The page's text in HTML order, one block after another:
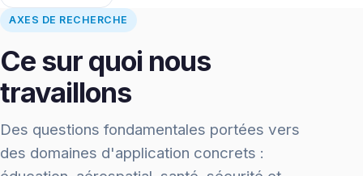
AXES DE RECHERCHE
Ce sur quoi nous
travaillons
Des questions fondamentales portées vers
des domaines d'application concrets :